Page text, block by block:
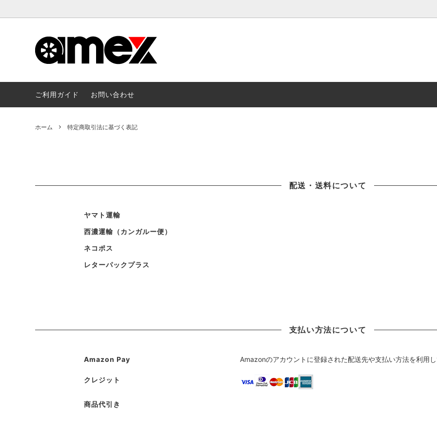
アクションカメラ
ご利用ガイド お問い合わせ
ホーム 特定商取引法に基づく表記
配送・送料について
ヤマト運輸
西濃運輸（カンガルー便）
ネコポス
レターパックプラス
支払い方法について
Amazon Pay Amazonのアカウントに登録された配送先や支払い方法を利用し
クレジット
商品代引き